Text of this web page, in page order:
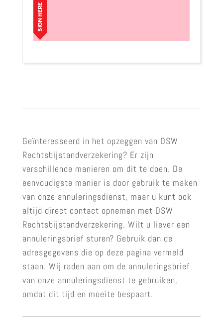
Geïnteresseerd in het opzeggen van DSW
Rechtsbijstandverzekering? Er zijn
verschillende manieren om dit te doen. De
eenvoudigste manier is door gebruik te maken
van onze annuleringsdienst, maar u kunt ook
altijd direct contact opnemen met DSW
Rechtsbijstandverzekering. Wilt u liever een
annuleringsbrief sturen? Gebruik dan de
adresgegevens die op deze pagina vermeld
staan. Wij raden aan om de annuleringsbrief
van onze annuleringsdienst te gebruiken,
omdat dit tijd en moeite bespaart.